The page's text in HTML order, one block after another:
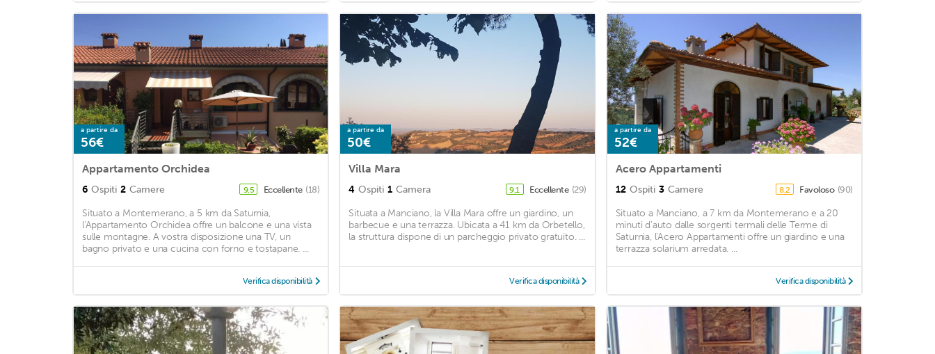
a partire da
56€
Appartamento Orchidea
6 Ospiti 2 Camere 9,5 Eccellente (18)
Situato a Montemerano, a 5 km da Saturnia,
l'Appartamento Orchidea offre un balcone e una vista
sulle montagne. A vostra disposizione una TV, un
bagno privato e una cucina con forno e tostapane. ...
Verifica disponibilità
a partire da
50€
Villa Mara
4 Ospiti 1 Camera 9,1 Eccellente (29)
Situata a Manciano, la Villa Mara offre un giardino, un
barbecue e una terrazza. Ubicata a 41 km da Orbetello,
la struttura dispone di un parcheggio privato gratuito. ...
Verifica disponibilità
a partire da
52€
Acero Appartamenti
12 Ospiti 3 Camere 8,2 Favoloso (90)
Situato a Manciano, a 7 km da Montemerano e a 20
minuti d'auto dalle sorgenti termali delle Terme di
Saturnia, l'Acero Appartamenti offre un giardino e una
terrazza solarium arredata. ...
Verifica disponibilità